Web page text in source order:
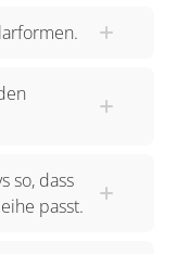
so, dass
passt.